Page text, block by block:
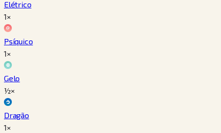
Elétrico
1×
Psíquico
1×
Gelo
½×
Dragão
1×